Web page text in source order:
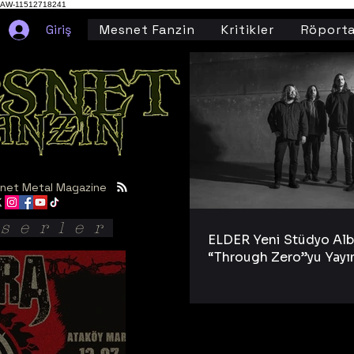
AW-11512718241
Giriş Mesnet Fanzin Kritikler
Metal Magazine
ELDER Yeni Stüdyo
“Through Zero”yu